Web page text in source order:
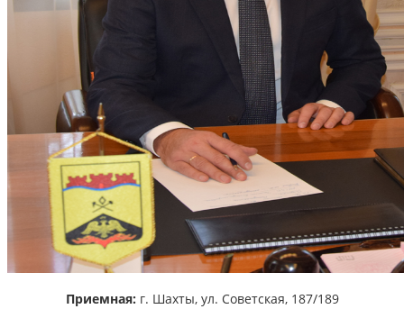
Приемная: г. Шахты, ул. Советская, 187/189